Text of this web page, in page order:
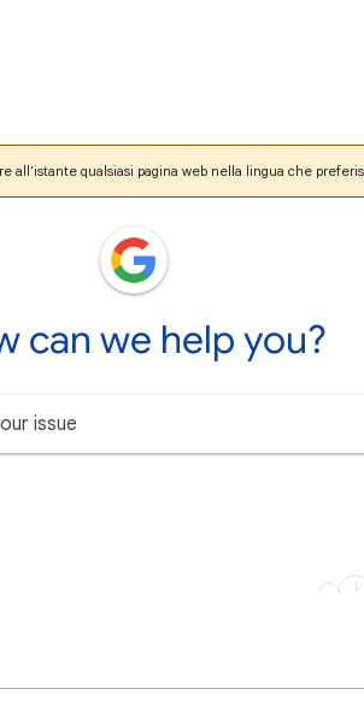
all'istante qualsiasi pagina web nella lingua che
can we help you?